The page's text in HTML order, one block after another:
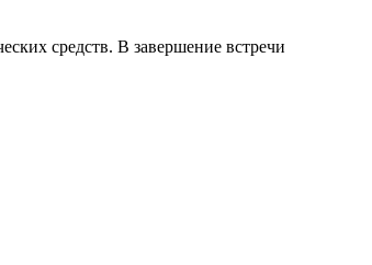
средств. В завершение встречи